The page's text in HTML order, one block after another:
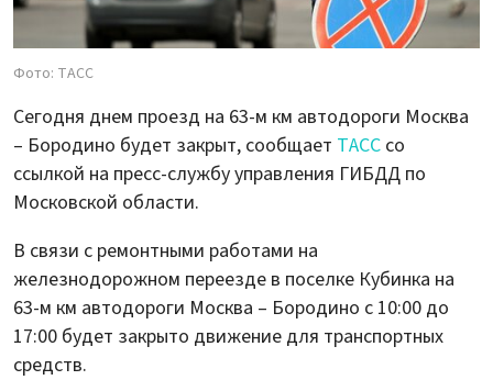
Фото: ТАСС
Сегодня днем проезд на 63-м км автодороги Москва
– Бородино будет закрыт, сообщает ТАСС со
ссылкой на пресс-службу управления ГИБДД по
Московской области.
В связи с ремонтными работами на
железнодорожном переезде в поселке Кубинка на
63-м км автодороги Москва – Бородино с 10:00 до
17:00 будет закрыто движение для транспортных
средств.